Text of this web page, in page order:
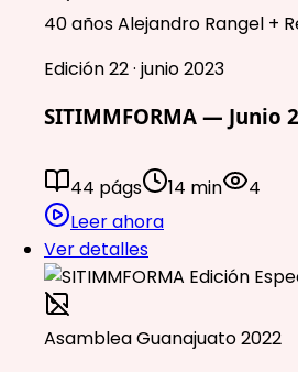
40 años Alejandro Rangel +
Edición 22 · junio 2023
SITIMMFORMA — Junio
44 págs 14 min
4
Leer ahora
Ver detalles
Asamblea Guanajuato 2022